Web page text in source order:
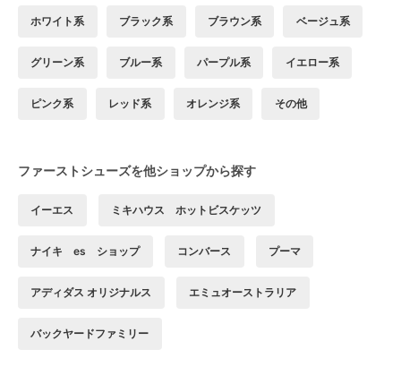
ホワイト系 ブラック系 ブラウン系 ベージュ系
グリーン系 ブルー系 パープル系 イエロー系
ピンク系 レッド系 オレンジ系 その他
ファーストシューズを他ショップから探す
イーエス ミキハウス ホットビスケッツ
ナイキ es ショップ コンバース プーマ
アディダス オリジナルス エミュオーストラリア
バックヤードファミリー